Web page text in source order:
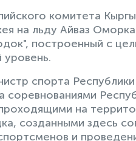
комитета
на льду Айваз
построенный с
спорта
соревнованиями
на
созданными здесь
и